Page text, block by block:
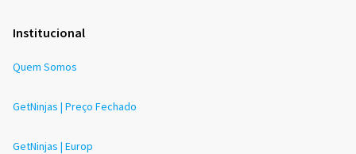
Institucional
Quem Somos
GetNinjas | Preço Fechado
GetNinjas | Europ